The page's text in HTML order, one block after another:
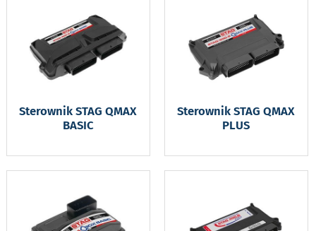
Sterownik STAG QMAX
BASIC
Sterownik STAG QMAX
PLUS